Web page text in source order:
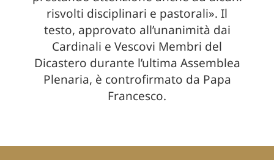
risvolti disciplinari e pastorali». Il
testo, approvato all’unanimità dai
Cardinali e Vescovi Membri del
Dicastero durante l’ultima Assemblea
Plenaria, è controfirmato da Papa
Francesco.